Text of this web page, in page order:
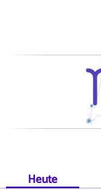
Heute